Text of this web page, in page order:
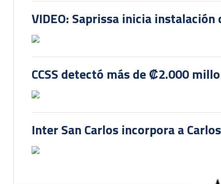
VIDEO: Saprissa inicia
CCSS detectó más de ₡2.000
Inter San Carlos incorpora a